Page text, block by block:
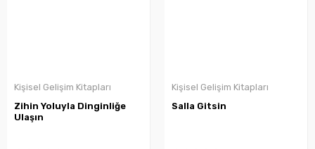
Kişisel Gelişim Kitapları
Zihin Yoluyla Dinginliğe
Ulaşın
Kişisel Gelişim Kitapları
Salla Gitsin